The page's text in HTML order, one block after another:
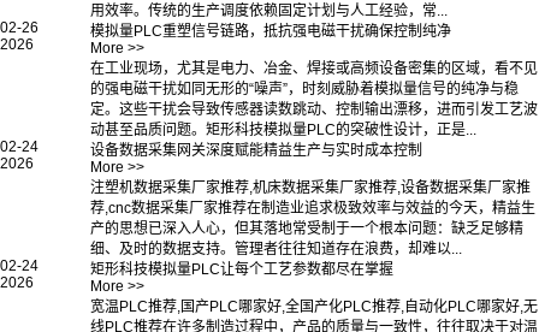
用效率。传统的生产调度依赖固定计划与人工经验，常...
02-26
2026
模拟量PLC重塑信号链路，抵抗强电磁干扰确保控制纯净
More >>
在工业现场，尤其是电力、冶金、焊接或高频设备密集的区域，看不见
的强电磁干扰如同无形的“噪声”，时刻威胁着模拟量信号的纯净与稳
定。这些干扰会导致传感器读数跳动、控制输出漂移，进而引发工艺波
动甚至品质问题。矩形科技模拟量PLC的突破性设计，正是...
02-24
2026
设备数据采集网关深度赋能精益生产与实时成本控制
More >>
注塑机数据采集厂家推荐,机床数据采集厂家推荐,设备数据采集厂家推
荐,cnc数据采集厂家推荐在制造业追求极致效率与效益的今天，精益生
产的思想已深入人心，但其落地常受制于一个根本问题：缺乏足够精
细、及时的数据支持。管理者往往知道存在浪费，却难以...
02-24
2026
矩形科技模拟量PLC让每个工艺参数都尽在掌握
More >>
宽温PLC推荐,国产PLC哪家好,全国产化PLC推荐,自动化PLC哪家好,无
线PLC推荐在许多制造过程中，产品的质量与一致性，往往取决于对温